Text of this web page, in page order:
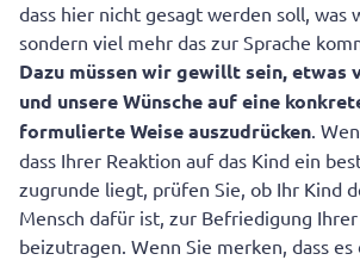
dass hier nicht gesagt werden soll, was
sondern viel mehr das zur Sprache
Dazu müssen wir gewillt sein, etwas
und unsere Wünsche auf eine
formulierte Weise auszudrücken.
dass Ihrer Reaktion auf das Kind ein
zugrunde liegt, prüfen Sie, ob Ihr Kind
Mensch dafür ist, zur Befriedigung
beizutragen. Wenn Sie merken, dass